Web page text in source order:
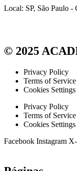
Local: SP, São Paulo -
© 2025
Privacy Policy
Terms of Service
Cookies Settings
Privacy Policy
Terms of Service
Cookies Settings
Facebook Instagram